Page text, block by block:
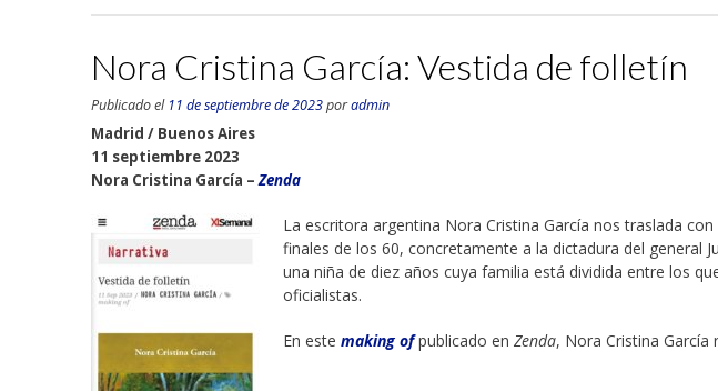
Nora Cristina García: Vestida de folletín
Publicado el 11 de septiembre de 2023poradmin
Madrid / Buenos Aires
11 septiembre 2023
Nora Cristina García – Zenda
La escritora argentina Nora Cristina García nos traslada con
finales de los 60, concretamente a la dictadura del general
una niña de diez años cuya familia está dividida entre los
oficialistas.
En este making ofpublicado en Zenda, Nora Cristina García